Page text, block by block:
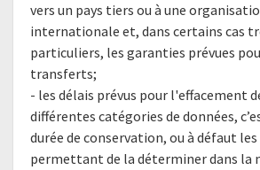
vers un pays tiers ou à une
internationale et, dans certains cas
particuliers, les garanties prévues
transferts;
- les délais prévus pour l'effacement
différentes catégories de données,
durée de conservation, ou à défaut
permettant de la déterminer dans la